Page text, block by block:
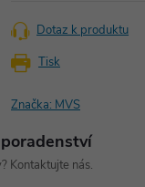
Tisk
Dotaz k produktu
Značka: MVS
Kontaktujte nás.